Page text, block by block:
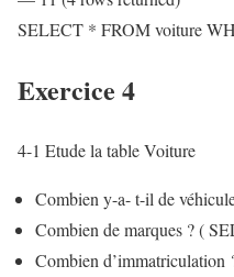
SELECT * FROM voiture
Exercice 4
4-1 Etude la table Voiture
Combien y-a- t-il de
Combien de marques ? (
Combien